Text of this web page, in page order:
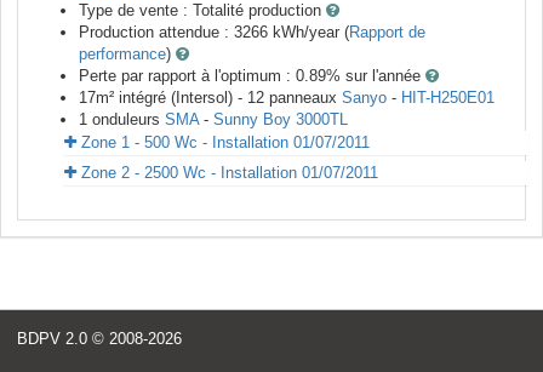
Type de vente : Totalité production
Production attendue : 3266 kWh/year (Rapport de
performance)
Perte par rapport à l'optimum : 0.89% sur l'année
17m² intégré (Intersol) - 12 panneaux Sanyo - HIT-H250E01
1 onduleurs SMA- Sunny Boy 3000TL
Zone 1 - 500 Wc - Installation 01/07/2011
Zone 2 - 2500 Wc - Installation 01/07/2011
BDPV 2.0 © 2008-2026